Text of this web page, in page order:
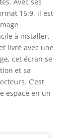
16:9, il est
à installer,
livré avec une
cet écran se
et sa
C’est
espace en un